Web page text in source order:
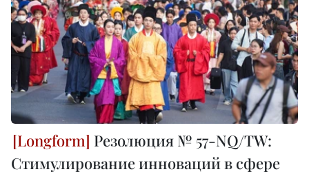
Резолюция № 57-NQ/TW:
Стимулирование инноваций в сфере